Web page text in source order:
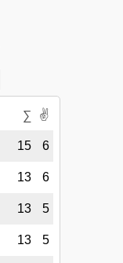
∑ ✌
15 6
13 6
13 5
13 5